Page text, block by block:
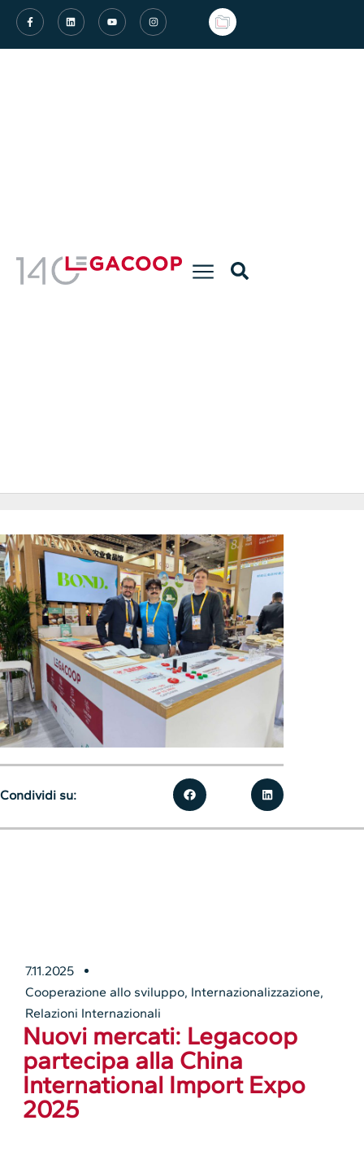
7.11.2025
Cooperazione allo sviluppo, Internazionalizzazione,
Relazioni Internazionali
Nuovi mercati: Legacoop
partecipa alla China
International Import Expo
2025
Condividi su: